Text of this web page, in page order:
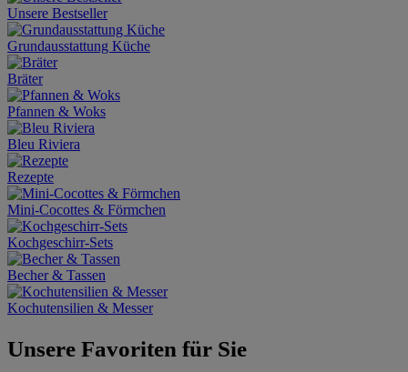
Unsere Bestseller
Grundausstattung Küche
Bräter
Pfannen & Woks
Bleu Riviera
Rezepte
Mini-Cocottes & Förmchen
Kochgeschirr-Sets
Becher & Tassen
Kochutensilien & Messer
Unsere Favoriten für Sie